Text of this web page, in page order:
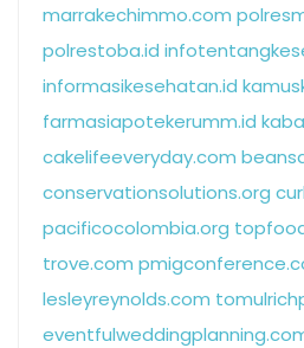
marrakechimmo.com
polrestoba.id
informasikesehatan.id
farmasiapotekerumm.id
cakelifeeveryday.com
conservationsolutions.org
pacificocolombia.org
trove.com
lesleyreynolds.com